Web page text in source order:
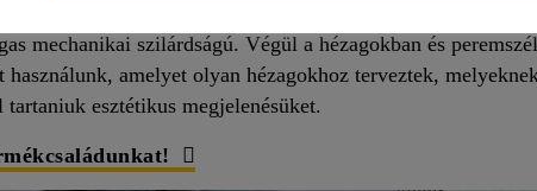
A Sika speciális cement alapú fugázóanyaga
mechanikai szilárdságú. Végül a hézagokban és
használunk, amelyet olyan hézagokhoz terveztek,
esztétikus megjelenésüket.